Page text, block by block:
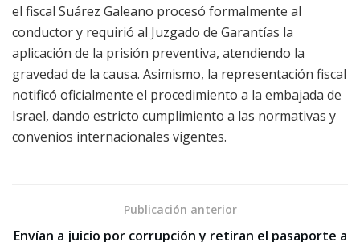
el fiscal Suárez Galeano procesó formalmente al
conductor y requirió al Juzgado de Garantías la
aplicación de la prisión preventiva, atendiendo la
gravedad de la causa. Asimismo, la representación fiscal
notificó oficialmente el procedimiento a la embajada de
Israel, dando estricto cumplimiento a las normativas y
convenios internacionales vigentes.
Publicación anterior
Envían a juicio por corrupción y retiran el pasaporte a